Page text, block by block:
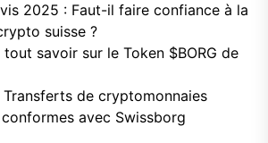
2025 : Faut-il faire confiance à la
suisse ?
tout savoir sur le Token $BORG de
Transferts de cryptomonnaies
avec Swissborg